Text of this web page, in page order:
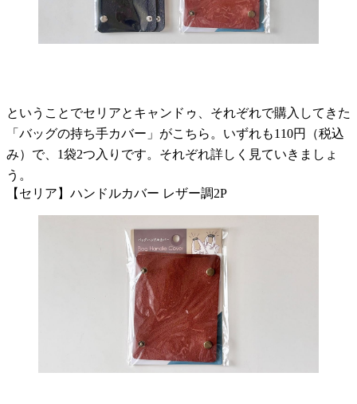
ということでセリアとキャンドゥ、それぞれで購入してきた
「バッグの持ち手カバー」がこちら。いずれも110円（税込
み）で、1袋2つ入りです。それぞれ詳しく見ていきましょ
う。
【セリア】ハンドルカバー レザー調2P